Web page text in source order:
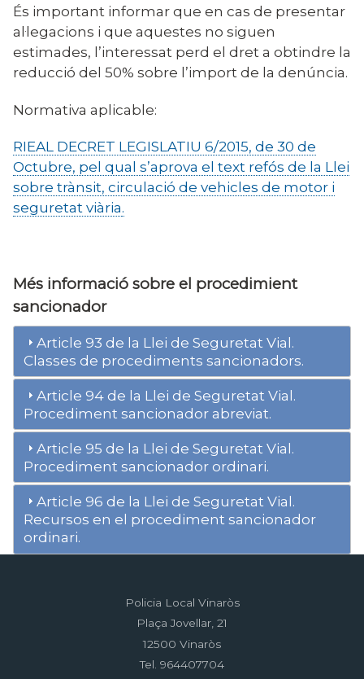
És important informar que en cas de presentar
al·legacions i que aquestes no siguen
estimades, l’interessat perd el dret a obtindre la
reducció del 50% sobre l’import de la denúncia.
Normativa aplicable:
RIEAL DECRET LEGISLATIU 6/2015, de 30 de
Octubre, pel qual s’aprova el text refós de la Llei
sobre trànsit, circulació de vehicles de motor i
seguretat viària.
Més informació sobre el procedimient
sancionador
Article 93 de la Llei de Seguretat Vial.
Classes de procediments sancionadors.
Article 94 de la Llei de Seguretat Vial.
Procediment sancionador abreviat.
Article 95 de la Llei de Seguretat Vial.
Procediment sancionador ordinari.
Article 96 de la Llei de Seguretat Vial.
Recursos en el procediment sancionador
ordinari.
Policia Local Vinaròs
Plaça Jovellar, 21
12500 Vinaròs
Tel. 964407704